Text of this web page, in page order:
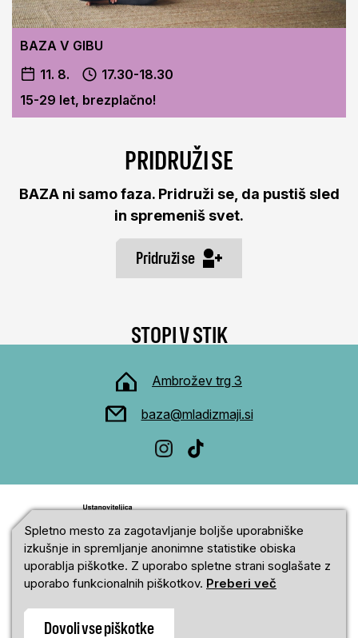
BAZA V GIBU
11. 8.
17.30-18.30
15-29 let, brezplačno!
PRIDRUŽI SE
BAZA ni samo faza. Pridruži se, da pustiš sled
in spremeniš svet.
Pridruži se
STOPI V STIK
Ambrožev trg 3
baza@mladizmaji.si
Spletno mesto za zagotavljanje boljše uporabniške
izkušnje in spremljanje anonimne statistike obiska
uporablja piškotke. Z uporabo spletne strani soglašate z
uporabo funkcionalnih piškotkov. Preberi več
Dovoli vse piškotke